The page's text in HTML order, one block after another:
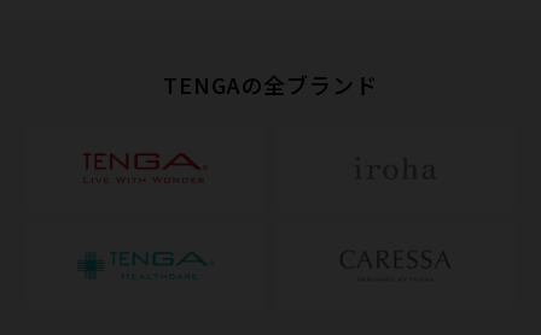
TENGAの全ブランド